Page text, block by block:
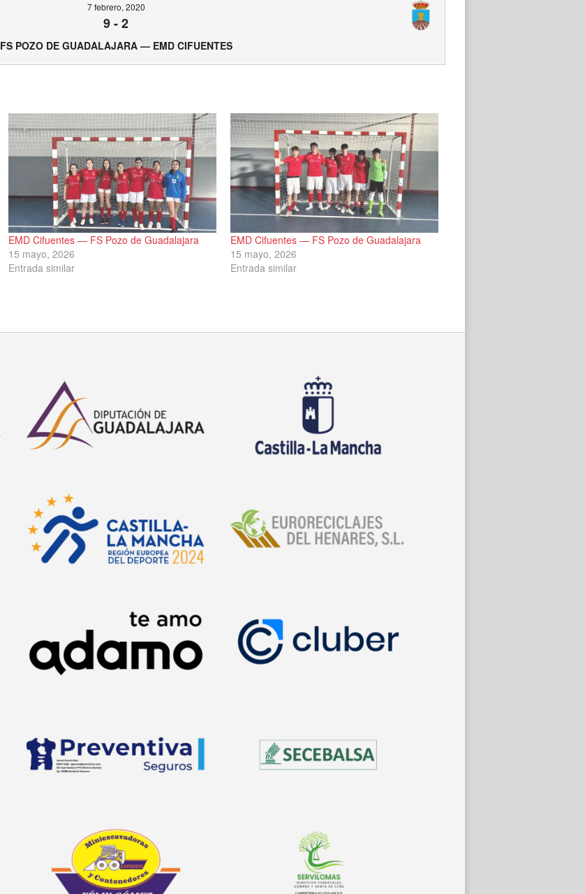
7 febrero, 2020
9-2
FS POZO DE GUADALAJARA — EMD CIFUENTES
EMD Cifuentes — FS Pozo de Guadalajara
15 mayo, 2026
Entrada similar
EMD Cifuentes — FS Pozo de Guadalajara
15 mayo, 2026
Entrada similar